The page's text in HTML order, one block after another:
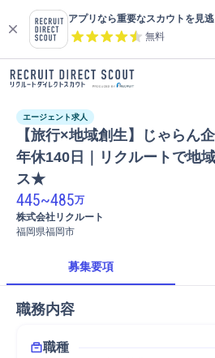
アプリなら重要なスカウトを見
無料
エージェント求人
【旅行×地域創生】じゃらん
年休140日｜リクルートで地
ス★
445~485万
株式会社リクルート
福岡県福岡市
募集要項
職務内容
職種